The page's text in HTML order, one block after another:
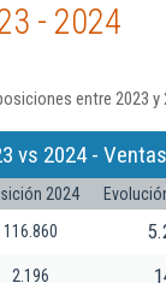
- 2024
entre 2023
vs 2024 - Ventas
2024
116.860
2.196